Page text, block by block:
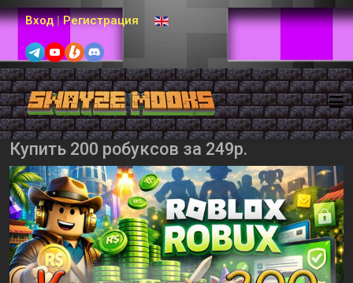
Вход | Регистрация Выберите язык
Купить 200 робуксов за 249р.